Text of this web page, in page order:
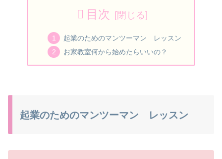
目次
起業のためのマンツーマン レッスン
お家教室何から始めたらいいの？
起業のためのマンツーマン レッスン